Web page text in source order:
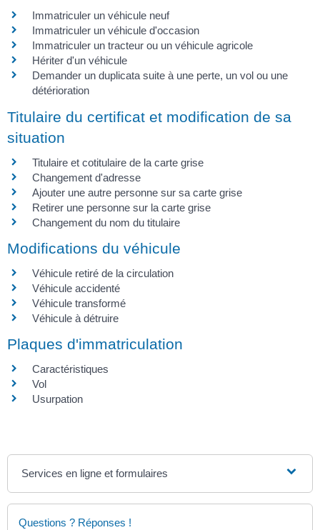
Immatriculer un véhicule neuf
Immatriculer un véhicule d'occasion
Immatriculer un tracteur ou un véhicule agricole
Hériter d'un véhicule
Demander un duplicata suite à une perte, un vol ou une
détérioration
Titulaire du certificat et modification de sa
situation
Titulaire et cotitulaire de la carte grise
Changement d'adresse
Ajouter une autre personne sur sa carte grise
Retirer une personne sur la carte grise
Changement du nom du titulaire
Modifications du véhicule
Véhicule retiré de la circulation
Véhicule accidenté
Véhicule transformé
Véhicule à détruire
Plaques d'immatriculation
Caractéristiques
Vol
Usurpation
Services en ligne et formulaires
Questions ? Réponses !